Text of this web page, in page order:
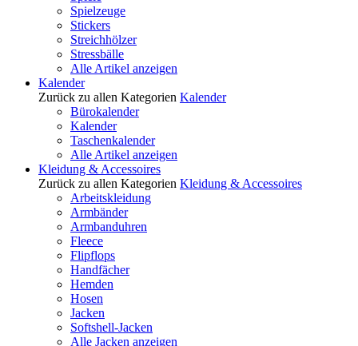
Spielzeuge
Stickers
Streichhölzer
Stressbälle
Alle Artikel anzeigen
Kalender
Zurück zu allen Kategorien Kalender
Bürokalender
Kalender
Taschenkalender
Alle Artikel anzeigen
Kleidung & Accessoires
Zurück zu allen Kategorien Kleidung & Accessoires
Arbeitskleidung
Armbänder
Armbanduhren
Fleece
Flipflops
Handfächer
Hemden
Hosen
Jacken
Softshell-Jacken
Alle Jacken anzeigen